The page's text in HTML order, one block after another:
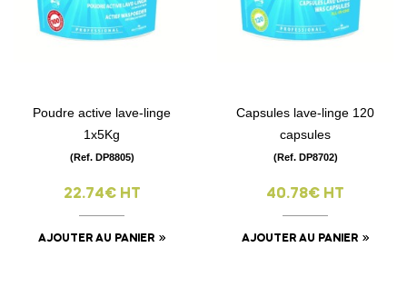
Poudre active lave-linge
1x5Kg
(Ref. DP8805)
22.74€ HT
AJOUTER AU PANIER
Capsules lave-linge 120
capsules
(Ref. DP8702)
40.78€ HT
AJOUTER AU PANIER